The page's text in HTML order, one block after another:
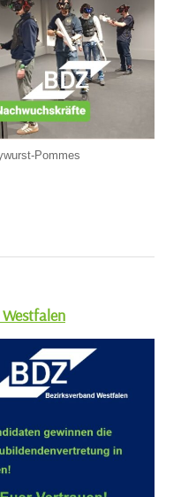
Pommes